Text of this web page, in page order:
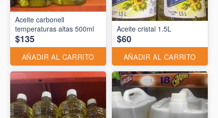
Aceite carbonell
temperaturas altas 500ml
$135
AÑADIR AL CARRITO
Aceite cristal 1.5L
$60
AÑADIR AL CARRITO